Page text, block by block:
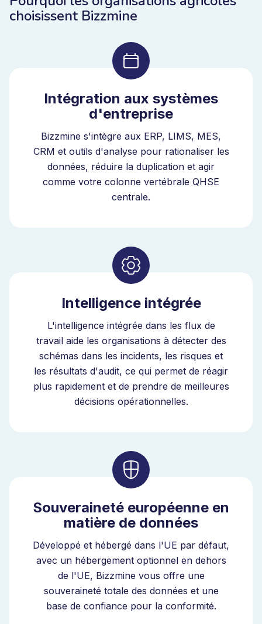
choisissent Bizzmine
Intégration aux systèmes
d'entreprise
Bizzmine s'intègre aux ERP, LIMS, MES,
CRM et outils d'analyse pour rationaliser les
données, réduire la duplication et agir
comme votre colonne vertébrale QHSE
centrale.
Intelligence intégrée
L'intelligence intégrée dans les flux de
travail aide les organisations à détecter des
schémas dans les incidents, les risques et
les résultats d'audit, ce qui permet de réagir
plus rapidement et de prendre de meilleures
décisions opérationnelles.
Souveraineté européenne en
matière de données
Développé et hébergé dans l'UE par défaut,
avec un hébergement optionnel en dehors
de l'UE, Bizzmine vous offre une
souveraineté totale des données et une
base de confiance pour la conformité.